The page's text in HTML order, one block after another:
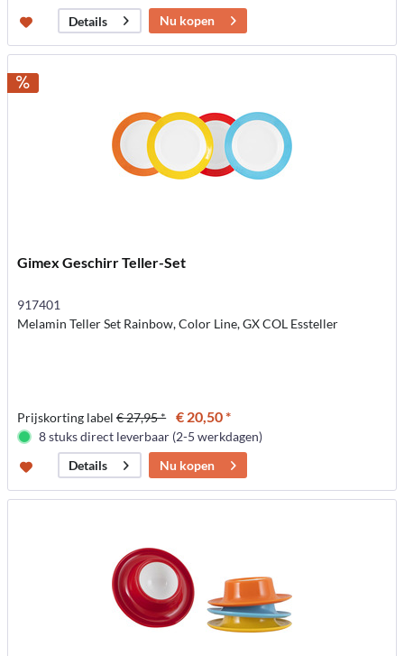
Details
Nu kopen
Gimex Geschirr Teller-Set
917401
Melamin Teller Set Rainbow, Color Line, GX COL Essteller
Prijskorting label€ 27,95 * € 20,50 *
8 stuks direct leverbaar (2-5 werkdagen)
Details
Nu kopen